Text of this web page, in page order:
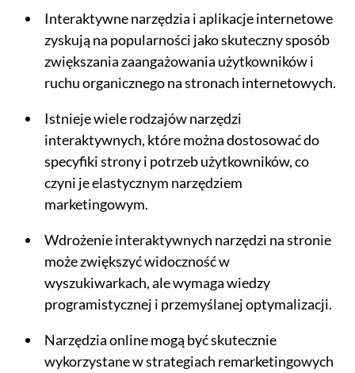
Interaktywne narzędzia i aplikacje internetowe
zyskują na popularności jako skuteczny sposób
zwiększania zaangażowania użytkowników i
ruchu organicznego na stronach internetowych.
Istnieje wiele rodzajów narzędzi
interaktywnych, które można dostosować do
specyfiki strony i potrzeb użytkowników, co
czyni je elastycznym narzędziem
marketingowym.
Wdrożenie interaktywnych narzędzi na stronie
może zwiększyć widoczność w
wyszukiwarkach, ale wymaga wiedzy
programistycznej i przemyślanej optymalizacji.
Narzędzia online mogą być skutecznie
wykorzystane w strategiach remarketingowych